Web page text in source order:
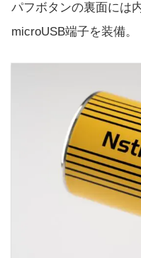
パフボタンの裏面には
microUSB端子を装備。